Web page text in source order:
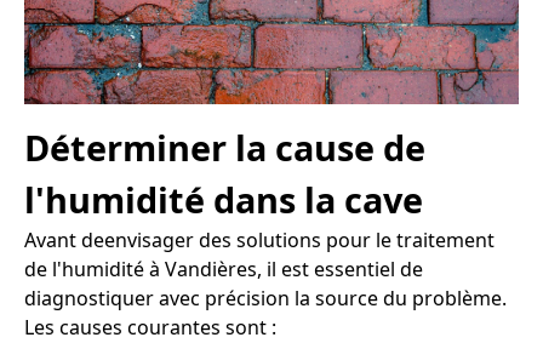
Déterminer la cause de
l'humidité dans la cave
Avant deenvisager des solutions pour le traitement
de l'humidité à Vandières, il est essentiel de
diagnostiquer avec précision la source du problème.
Les causes courantes sont :